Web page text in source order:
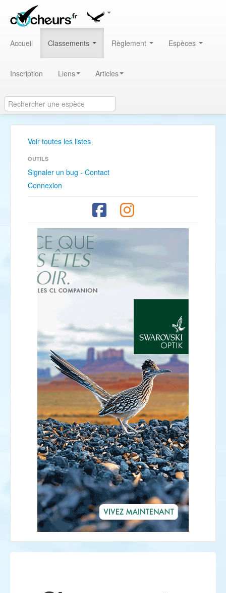
Accueil Classements Règlement Espèces
Inscription Liens Articles
Voir toutes les listes
OUTILS
Signaler un bug - Contact
Connexion